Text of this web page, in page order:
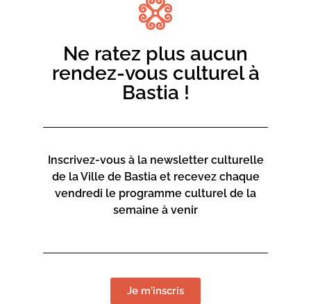
ans inscription.
Ne ratez plus aucun
rendez-vous culturel à
Bastia !
Inscrivez-vous à la newsletter culturelle
de la Ville de Bastia et recevez chaque
vendredi le programme culturel de la
semaine à venir
Je m'inscris